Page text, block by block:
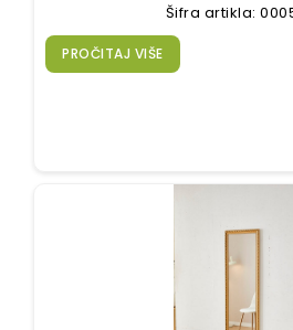
Šifra artikla:
PROČITAJ VIŠE